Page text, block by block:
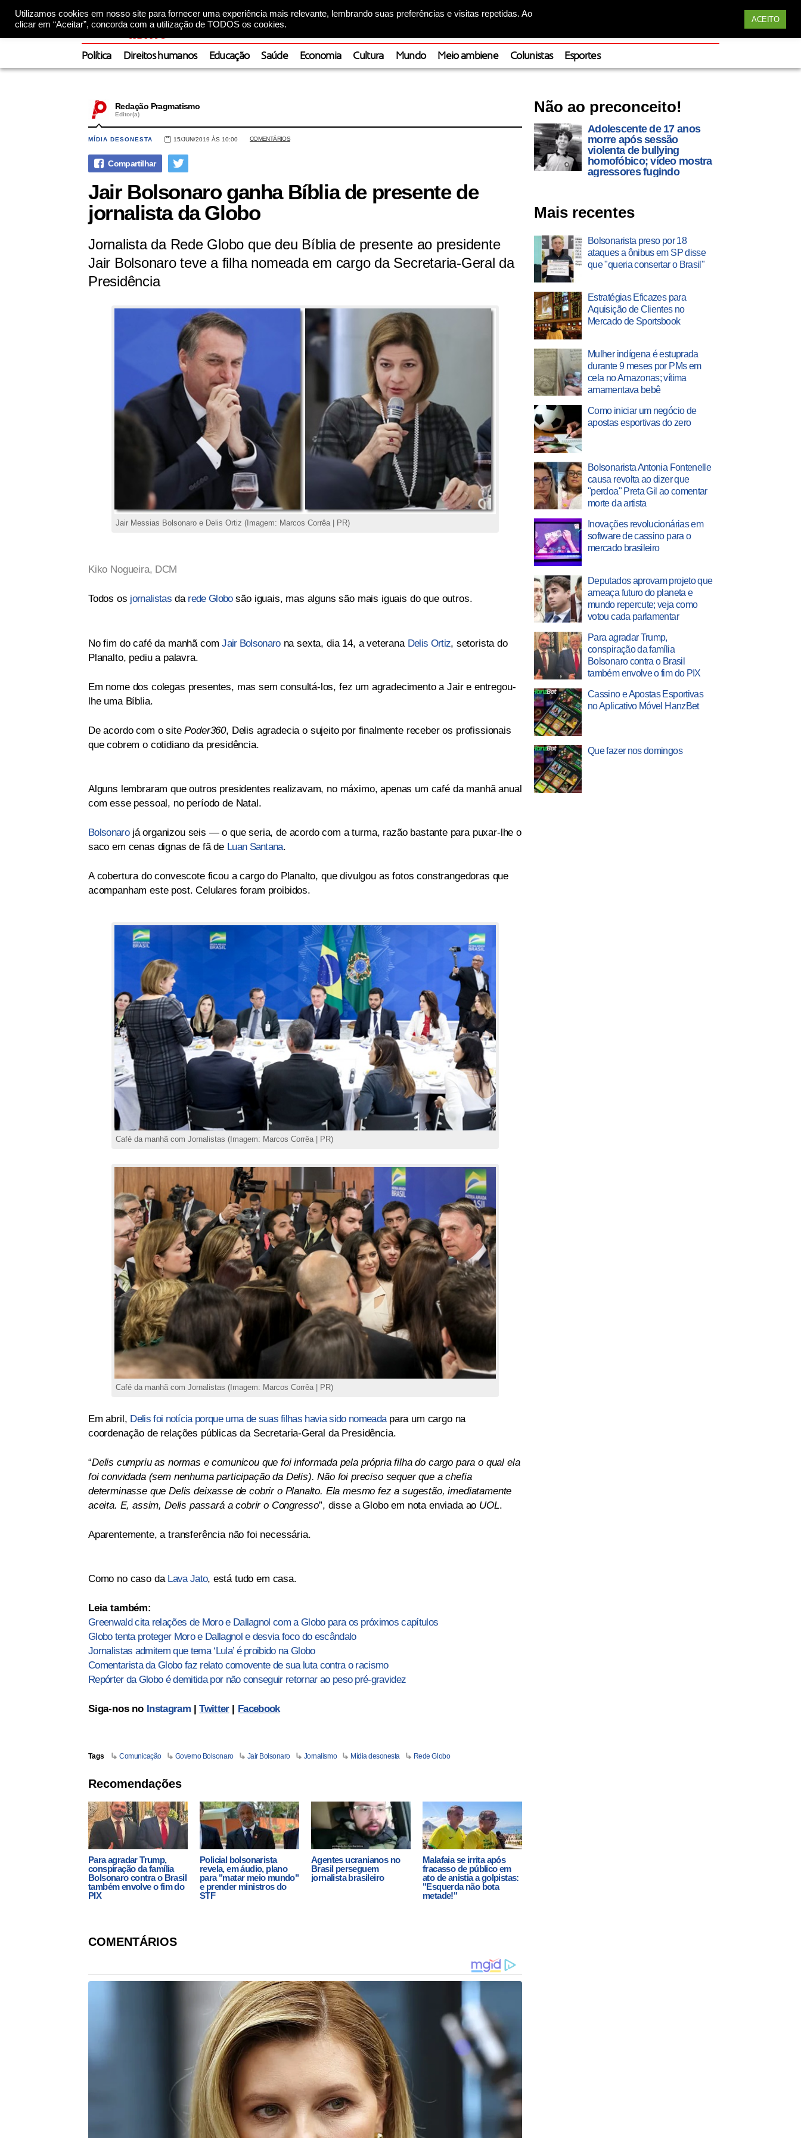
Utilizamos cookies em nosso site para fornecer uma experiência mais relevante, lembrando suas preferências e visitas repetidas. Ao
clicar em “Aceitar”, concorda com a utilização de TODOS os cookies.
ACEITO
Política Direitos humanos Educação Saúde Economia Cultura Mundo Meio ambiene Colunistas Esportes
Redação Pragmatismo
Editor(a)
MÍDIA DESONESTA 15/JUN/2019 ÀS 10:00 COMENTÁRIOS
Jair Bolsonaro ganha Bíblia de presente de
jornalista da Globo
Jornalista da Rede Globo que deu Bíblia de presente ao presidente
Jair Bolsonaro teve a filha nomeada em cargo da Secretaria-Geral da
Presidência
Jair Messias Bolsonaro e Delis Ortiz (Imagem: Marcos Corrêa | PR)
Kiko Nogueira, DCM
Todos os jornalistas da rede Globosão iguais, mas alguns são mais iguais do que outros.
No fim do café da manhã comJair Bolsonarona sexta, dia 14, a veterana Delis Ortiz, setorista do
Planalto, pediu a palavra.
Em nome dos colegas presentes, mas sem consultá-los, fez um agradecimento a Jair e entregou-
lhe uma Bíblia.
De acordo com o sitePoder360, Delis agradecia o sujeito por finalmente receber os profissionais
que cobrem o cotidiano da presidência.
Alguns lembraram que outros presidentes realizavam, no máximo, apenas um café da manhã anual
com esse pessoal, no período de Natal.
Bolsonarojá organizou seis — o que seria, de acordo com a turma, razão bastante para puxar-lhe o
saco em cenas dignas de fã de Luan Santana.
A cobertura do convescote ficou a cargo do Planalto, que divulgou as fotos constrangedoras que
acompanham este post. Celulares foram proibidos.
Café da manhã com Jornalistas (Imagem: Marcos Corrêa | PR)
Café da manhã com Jornalistas (Imagem: Marcos Corrêa | PR)
Em abril, Delis foi notícia porque uma de suas filhas havia sido nomeadapara um cargo na
coordenação de relações públicas da Secretaria-Geral da Presidência.
“Delis cumpriu as normas e comunicou que foi informada pela própria filha do cargo para o qual ela
foi convidada (sem nenhuma participação da Delis). Não foi preciso sequer que a chefia
determinasse que Delis deixasse de cobrir o Planalto. Ela mesmo fez a sugestão, imediatamente
aceita. E, assim, Delis passará a cobrir o Congresso”, disse a Globo em nota enviada ao UOL.
Aparentemente, a transferência não foi necessária.
Como no caso da Lava Jato, está tudo em casa.
Leia também:
Greenwald cita relações de Moro e Dallagnol com a Globo para os próximos capítulos
Globo tenta proteger Moro e Dallagnol e desvia foco do escândalo
Jornalistas admitem que tema ‘Lula’ é proibido na Globo
Comentarista da Globo faz relato comovente de sua luta contra o racismo
Repórter da Globo é demitida por não conseguir retornar ao peso pré-gravidez
Siga-nos no Instagram|Twitter| Facebook
Tags Comunicação Governo Bolsonaro Jair Bolsonaro Jornalismo Mídia desonesta Rede Globo
Recomendações
Para agradar Trump,
conspiração da família
Bolsonaro contra o Brasil
também envolve o fim do
PIX
Policial bolsonarista
revela, em áudio, plano
para "matar meio mundo"
e prender ministros do
STF
Agentes ucranianos no
Brasil perseguem
jornalista brasileiro
Malafaia se irrita após
fracasso de público em
ato de anistia a golpistas:
"Esquerda não bota
metade!"
COMENTÁRIOS
Não ao preconceito!
Adolescente de 17 anos
morre após sessão
violenta de bullying
homofóbico; vídeo mostra
agressores fugindo
Mais recentes
Bolsonarista preso por 18
ataques a ônibus em SP disse
que "queria consertar o Brasil"
Estratégias Eficazes para
Aquisição de Clientes no
Mercado de Sportsbook
Mulher indígena é estuprada
durante 9 meses por PMs em
cela no Amazonas; vítima
amamentava bebê
Como iniciar um negócio de
apostas esportivas do zero
Bolsonarista Antonia Fontenelle
causa revolta ao dizer que
"perdoa" Preta Gil ao comentar
morte da artista
Inovações revolucionárias em
software de cassino para o
mercado brasileiro
Deputados aprovam projeto que
ameaça futuro do planeta e
mundo repercute; veja como
votou cada parlamentar
Para agradar Trump,
conspiração da família
Bolsonaro contra o Brasil
também envolve o fim do PIX
Cassino e Apostas Esportivas
no Aplicativo Móvel HanzBet
Que fazer nos domingos